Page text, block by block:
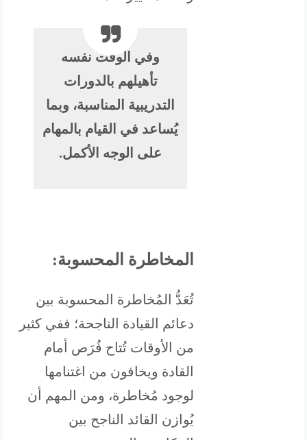
وفي الوقت نفسه
تأهيلهم بالدورات
التدريبية المناسبة، وبما
يُساعد في القيام بالمهام
على الوجه الأكمل.
المخاطرة المحسوبة:
تُعَدُّ المُخاطرة المحسوبة بين
دعائم القيادة الناجحة؛ ففي كثير
من الأوقات تُتاح فُرَص أمام
القادة ويخافون من اغتنامها
لوجود مُخاطرة، ومن المهم أن
يُوازن القائد الناجح بين